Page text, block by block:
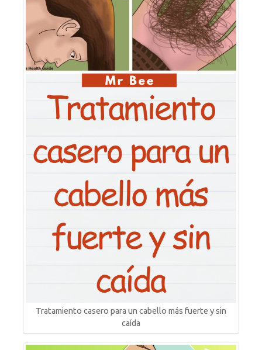
Tratamiento casero para un cabello más fuerte y sin
caída